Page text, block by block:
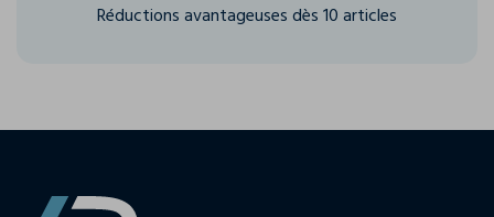
Réductions avantageuses dès 10 articles